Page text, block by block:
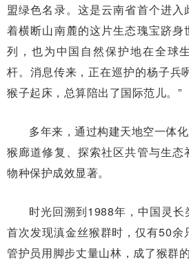
盟绿色名录。这是云南省首个进
着横断山南麓的这片生态瑰宝跻
列，也为中国自然保护地在全球
杆。消息传来，正在巡护的杨子兵
猴子起床，总算陪出了国际范儿。”
多年来，通过构建天地空一体
猴廊道修复、探索社区共管与生
物种保护成效显著。
时光回溯到1988年，中国灵
首次发现滇金丝猴群时，仅有50
管护员用脚步丈量山林，成了猴群